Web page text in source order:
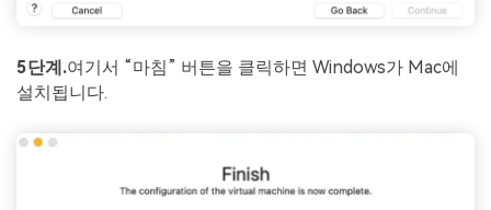
5단계.여기서 “마침” 버튼을 클릭하면 Windows가 Mac에
설치됩니다.